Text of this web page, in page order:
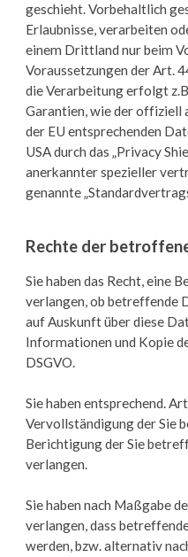
geschieht. Vorbehaltlich
Erlaubnisse, verarbeiten
einem Drittland nur beim
Voraussetzungen der Art.
die Verarbeitung erfolgt
Garantien, wie der offiziell
der EU entsprechenden
USA durch das „Privacy
anerkannter spezieller
genannte
Rechte der
Sie haben das Recht, eine
verlangen, ob betreffende
auf Auskunft über diese
Informationen und Kopie
DSGVO.
Sie haben entsprechend.
Vervollständigung der Sie
Berichtigung der Sie
verlangen.
Sie haben nach Maßgabe
verlangen, dass
werden, bzw. alternativ